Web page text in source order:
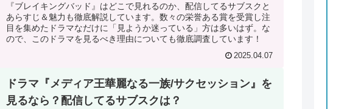
『ブレイキングバッド』はどこで見れるのか、配信してるサブスクと
あらすじ＆魅力も徹底解説しています。数々の栄誉ある賞を受賞し注
目を集めたドラマなだけに「見ようか迷っている」方は多いはず。な
ので、このドラマを見るべき理由についても徹底調査しています！
2025.04.07
ドラマ『メディア王華麗なる一族/サクセッション』を
見るなら？配信してるサブスクは？